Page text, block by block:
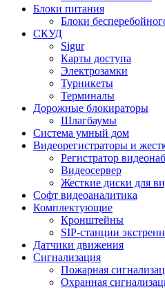
Блоки питания
Блоки
СКУД
Sigur
Карты доступа
Электрозамки
Турникеты
Терминалы
Дорожные блокираторы
Шлагбаумы
Cистема умный дом
Видеорегистраторы и
Регистратор
Видеосервер
Жесткие диски для
Софт видеоаналитика
Комплектующие
Кронштейны
SIP-станции
Датчики движения
Сигнализация
Пожарная
Охранная